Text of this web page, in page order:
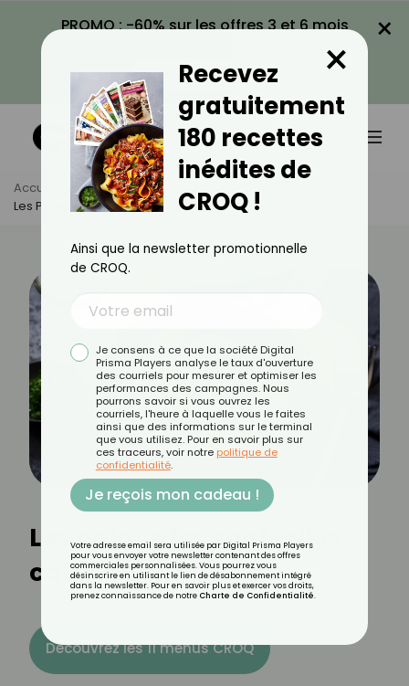
PROMO : -60% sur les offres 3 et 6 mois
VOIR LA PROMO
×
Accueil Actus
Minceur
Les Palourdes Sont-Elles Caloriques ?
Les palourdes sont-elles
caloriques ?
Découvrez les 11 menus CROQ
Recevez
gratuitement
180 recettes
inédites de
CROQ !
×
Ainsi que la newsletter promotionnelle
de CROQ.
Je consens à ce que la société Digital
Prisma Players analyse le taux d'ouverture
des courriels pour mesurer et optimiser les
performances des campagnes. Nous
pourrons savoir si vous ouvrez les
courriels, l'heure à laquelle vous le faites
ainsi que des informations sur le terminal
que vous utilisez. Pour en savoir plus sur
ces traceurs, voir notre politique de
confidentialité.
Je reçois mon cadeau !
Votre adresse email sera utilisée par Digital Prisma Players
pour vous envoyer votre newsletter contenant des offres
commerciales personnalisées. Vous pourrez vous
désinscrire en utilisant le lien de désabonnement intégré
dans la newsletter. Pour en savoir plus et exercer vos droits,
prenez connaissance de notre Charte de Confidentialité.